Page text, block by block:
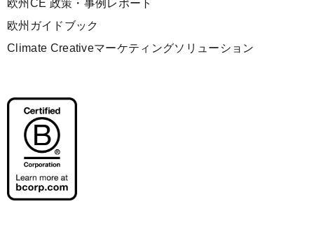
欧州CE 政策・事例レポート
欧州ガイドブック
Climate Creativeマーケティングソリューション